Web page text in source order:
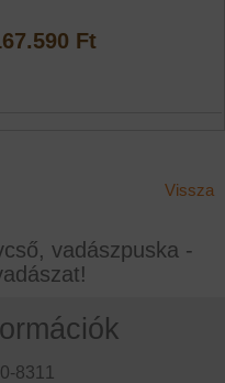
Ft
Vissza
vadászpuska -
8311